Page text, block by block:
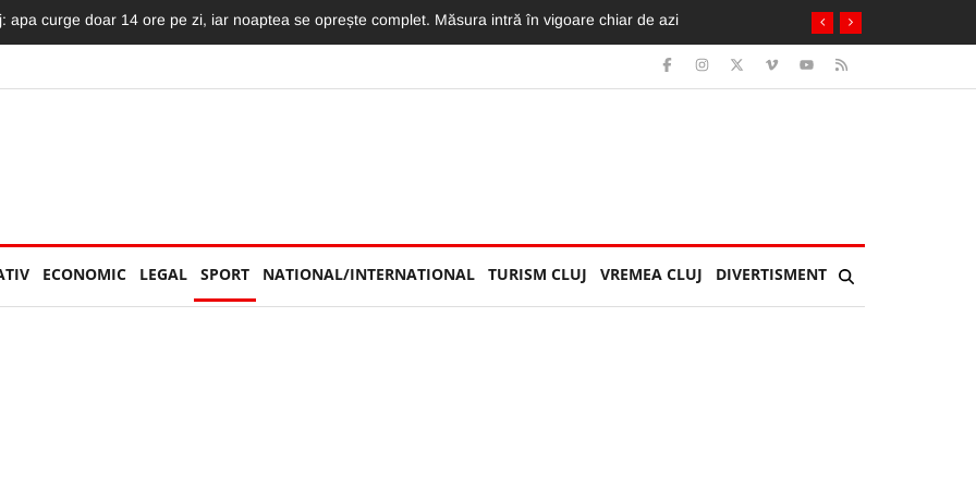
LIVE: Momentul în care motociclistul intră în plin într-un TIR și motocicleta ia foc. Imagini greu de privit
ECONOMIC LEGAL SPORT NATIONAL/INTERNATIONAL TURISM CLUJ VREMEA CLUJ DIVERTISMENT